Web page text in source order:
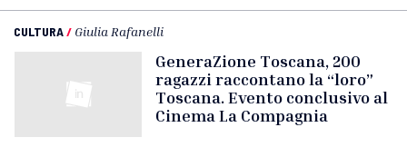
CULTURA/ Giulia Rafanelli
GeneraZione Toscana, 200
ragazzi raccontano la “loro”
Toscana. Evento conclusivo al
Cinema La Compagnia